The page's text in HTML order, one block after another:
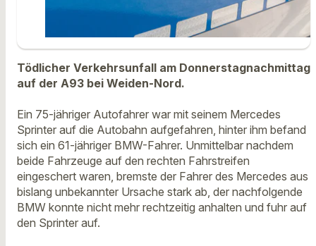
Tödlicher Verkehrsunfall am Donnerstagnachmittag
auf der A93 bei Weiden-Nord.
Ein 75-jähriger Autofahrer war mit seinem Mercedes
Sprinter auf die Autobahn aufgefahren, hinter ihm befand
sich ein 61-jähriger BMW-Fahrer. Unmittelbar nachdem
beide Fahrzeuge auf den rechten Fahrstreifen
eingeschert waren, bremste der Fahrer des Mercedes aus
bislang unbekannter Ursache stark ab, der nachfolgende
BMW konnte nicht mehr rechtzeitig anhalten und fuhr auf
den Sprinter auf.